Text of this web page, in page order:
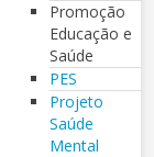
Promoção
Educação e
Saúde
PES
Projeto
Saúde
Mental